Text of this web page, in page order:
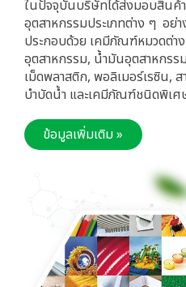
ในปัจจุบันบริษัทได้ส่งมอบสินค้
อุตสาหกรรมประเภทต่าง ๆ  อย่
ประกอบด้วย เคมีภัณฑ์หมวดต่
อุตสาหกรรม, น้ำมันอุตสาหกรรม
เม็ดพลาสติก, พอลิเมอร์เรซิน,
บำบัดน้ำ และเคมีภัณฑ์ชนิดพิเ
ข้อมูลเพิ่มเติม »